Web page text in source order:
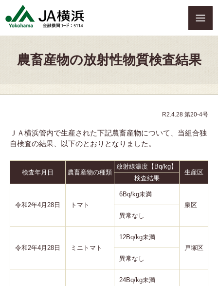
p
農畜産物の放射性物質検査結果
R2.4.28 第20-4号
ＪＡ横浜管内で生産された下記農畜産物について、当組合独
自検査の結果、以下のとおりとなりました。
検査年月日 農畜産物の種類
放射線濃度【Bq/kg】
生産区
検査結果
令和2年4月28日 トマト
6Bq/kg未満
泉区
異常なし
令和2年4月28日 ミニトマト
12Bq/kg未満
戸塚区
異常なし
24Bq/kg未満